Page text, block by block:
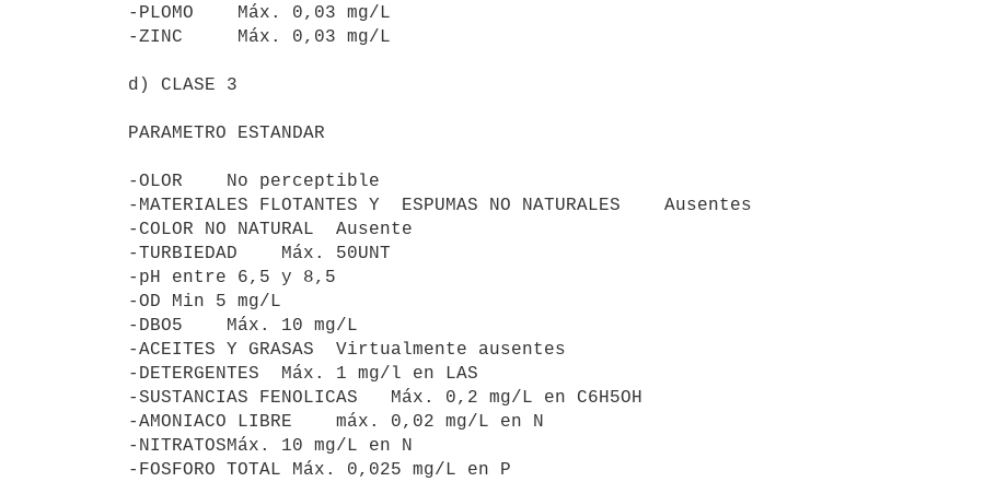
-PLOMO    Máx. 0,03 mg/L
-ZINC     Máx. 0,03 mg/L
d) CLASE 3
PARAMETRO ESTANDAR
-OLOR    No perceptible
-MATERIALES FLOTANTES Y  ESPUMAS NO NATURALES    Ausentes
-COLOR NO NATURAL  Ausente
-TURBIEDAD    Máx. 50UNT
-pH entre 6,5 y 8,5
-OD Min 5 mg/L
-DBO5    Máx. 10 mg/L
-ACEITES Y GRASAS  Virtualmente ausentes
-DETERGENTES  Máx. 1 mg/l en LAS
-SUSTANCIAS FENOLICAS   Máx. 0,2 mg/L en C6H5OH
-AMONIACO LIBRE    máx. 0,02 mg/L en N
-NITRATOSMáx. 10 mg/L en N
-FOSFORO TOTAL Máx. 0,025 mg/L en P